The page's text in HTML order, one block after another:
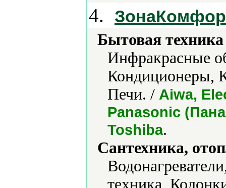
4.
Бытовая
Инфракрасные
Кондиционеры,
Печи. / Aiwa,
Panasonic
Toshiba.
Сантехника,
техника,